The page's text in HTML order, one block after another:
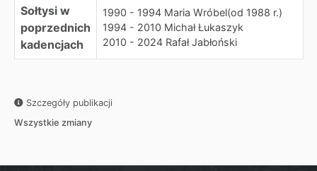
Sołtysi w
poprzednich
kadencjach
1990 - 1994 Maria Wróbel(od 1988 r.)
1994 - 2010 Michał Łukaszyk
2010 - 2024 Rafał Jabłoński
Szczegóły publikacji
Wszystkie zmiany